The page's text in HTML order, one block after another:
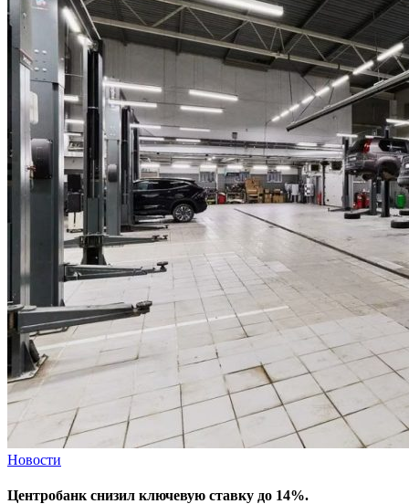
Новости
Центробанк снизил ключевую ставку до 14%.